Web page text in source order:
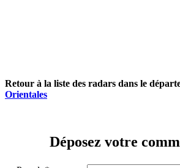
Retour à la liste des radars dans le
Orientales
Déposez votre